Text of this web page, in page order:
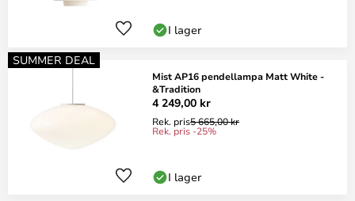
I lager
SUMMER DEAL
Mist AP16 pendellampa Matt White -
&Tradition
4 249,00 kr
Rek. pris5 665,00 kr
Rek. pris -25%
I lager